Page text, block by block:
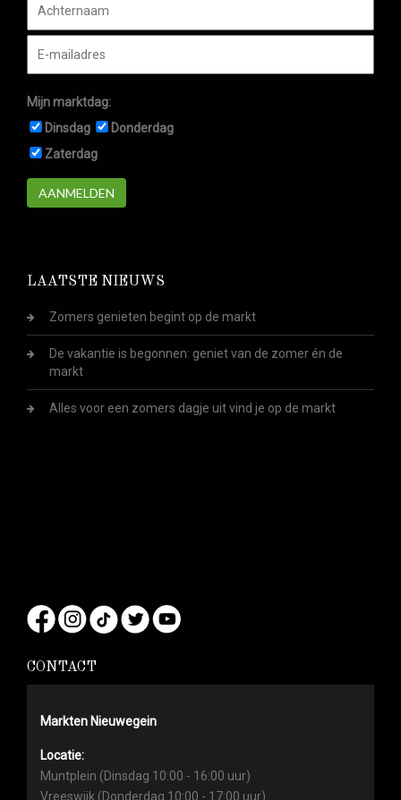
Mijn marktdag:
Dinsdag
Donderdag
Zaterdag
AANMELDEN
LAATSTE NIEUWS
Zomers genieten begint op de markt
De vakantie is begonnen: geniet van de zomer én de
markt
Alles voor een zomers dagje uit vind je op de markt
CONTACT
Markten Nieuwegein
Locatie:
Muntplein (Dinsdag 10:00 - 16:00 uur)
Vreeswijk (Donderdag 10:00 - 17:00 uur)